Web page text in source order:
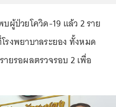
ผู้ป่วยโควิด-19 แล้ว 2 ราย
รงพยาบาลระยอง ทั้งหมด
ายรอผลตรวจรอบ 2 เพื่อ